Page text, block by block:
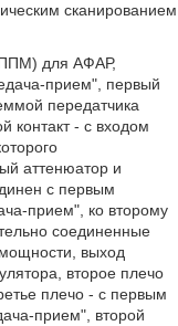
сканированием
для АФАР,
прием", первый
передатчика
контакт - с входом
аттенюатор и
с первым
прием", ко второму
соединенные
выход
второе плечо
плечо - с первым
прием", второй